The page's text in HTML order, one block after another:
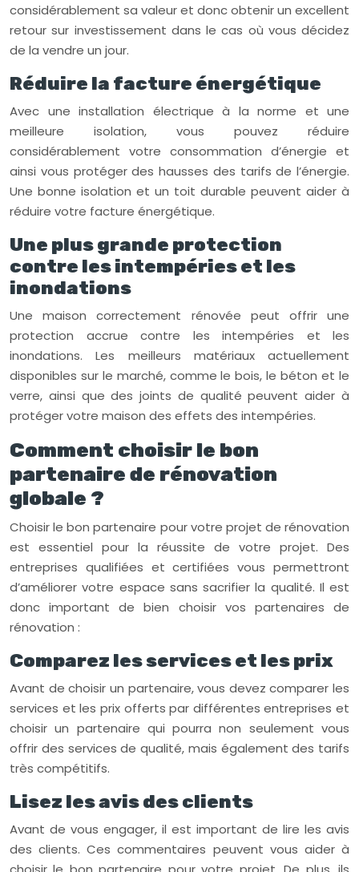
considérablement sa valeur et donc obtenir un excellent
retour sur investissement dans le cas où vous décidez
de la vendre un jour.
Réduire la facture énergétique
Avec une installation électrique à la norme et une
meilleure isolation, vous pouvez réduire
considérablement votre consommation d’énergie et
ainsi vous protéger des hausses des tarifs de l’énergie.
Une bonne isolation et un toit durable peuvent aider à
réduire votre facture énergétique.
Une plus grande protection
contre les intempéries et les
inondations
Une maison correctement rénovée peut offrir une
protection accrue contre les intempéries et les
inondations. Les meilleurs matériaux actuellement
disponibles sur le marché, comme le bois, le béton et le
verre, ainsi que des joints de qualité peuvent aider à
protéger votre maison des effets des intempéries.
Comment choisir le bon
partenaire de rénovation
globale ?
Choisir le bon partenaire pour votre projet de rénovation
est essentiel pour la réussite de votre projet. Des
entreprises qualifiées et certifiées vous permettront
d’améliorer votre espace sans sacrifier la qualité. Il est
donc important de bien choisir vos partenaires de
rénovation :
Comparez les services et les prix
Avant de choisir un partenaire, vous devez comparer les
services et les prix offerts par différentes entreprises et
choisir un partenaire qui pourra non seulement vous
offrir des services de qualité, mais également des tarifs
très compétitifs.
Lisez les avis des clients
Avant de vous engager, il est important de lire les avis
des clients. Ces commentaires peuvent vous aider à